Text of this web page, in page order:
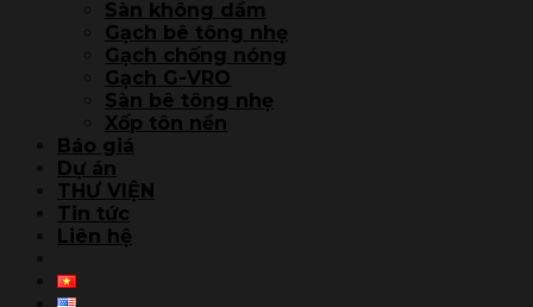
Sàn không dầm
Gạch bê tông nhẹ
Gạch chống nóng
Gạch G-VRO
Sàn bê tông nhẹ
Xốp tôn nền
Báo giá
Dự án
THƯ VIỆN
Tin tức
Liên hệ